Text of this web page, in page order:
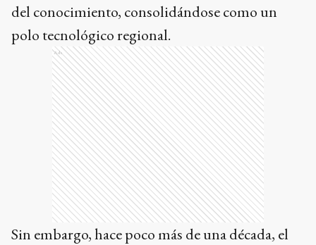
del conocimiento, consolidándose como un
polo tecnológico regional.
Ads
Sin embargo, hace poco más de una década, el